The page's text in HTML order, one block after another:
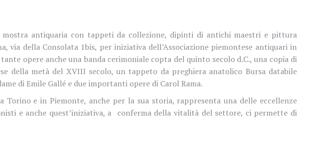
antiquaria con tappeti da collezione, dipinti di antichi maestri e pittura
via della Consolata 1bis, per iniziativa dell’Associazione piemontese antiquari in
opere anche una banda cerimoniale copta del quinto secolo d.C., una copia di
della metà del XVIII secolo, un tappeto da preghiera anatolico Bursa databile
di Emile Gallé e due importanti opere di Carol Rama.
e in Piemonte, anche per la sua storia, rappresenta una delle eccellenze
e anche quest’iniziativa, a conferma della vitalità del settore, ci permette di